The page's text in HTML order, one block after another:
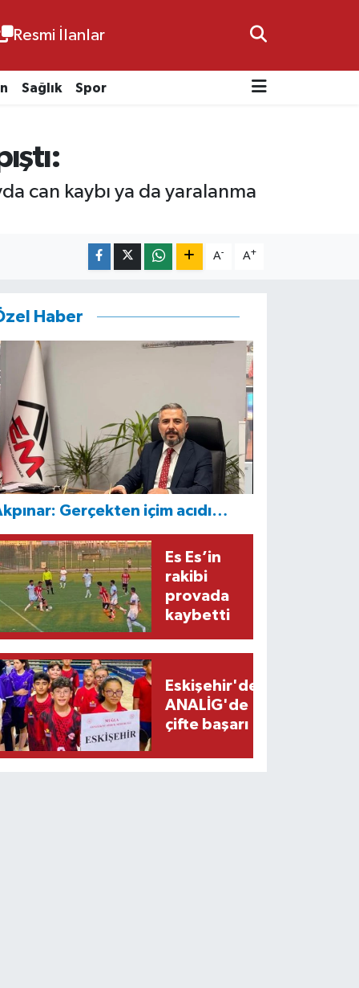
Resmi İlanlar
Sağlık Spor
can kaybı ya da yaralanma
A- A+
Haber
Gerçekten içim acıdı…
Es Es’in
rakibi
provada
kaybetti
Eskişehir'den
ANALİG'de
çifte başarı